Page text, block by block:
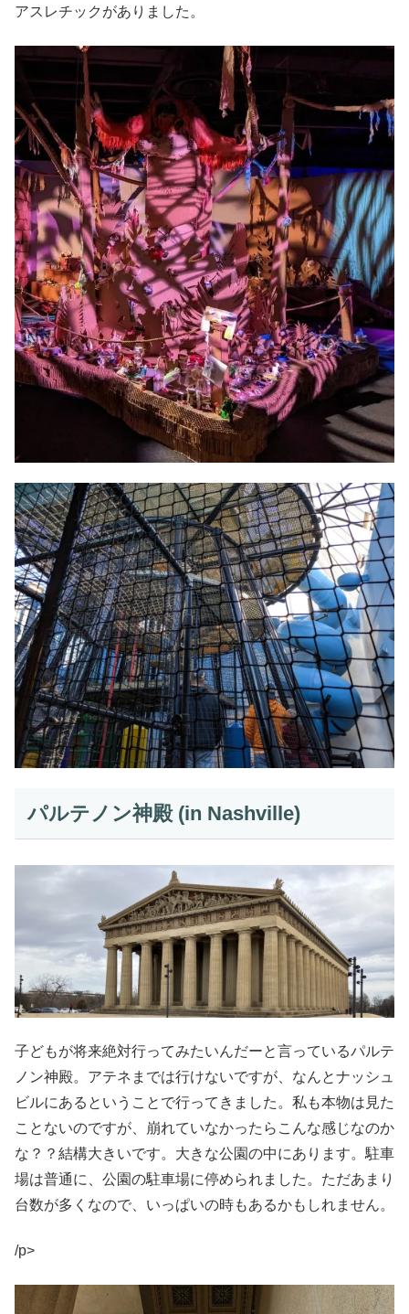
アスレチックがありました。
パルテノン神殿 (in Nashville)
子どもが将来絶対行ってみたいんだーと言っているパルテ
ノン神殿。アテネまでは行けないですが、なんとナッシュ
ビルにあるということで行ってきました。私も本物は見た
ことないのですが、崩れていなかったらこんな感じなのか
な？？結構大きいです。大きな公園の中にあります。駐車
場は普通に、公園の駐車場に停められました。ただあまり
台数が多くなので、いっぱいの時もあるかもしれません。
/p>